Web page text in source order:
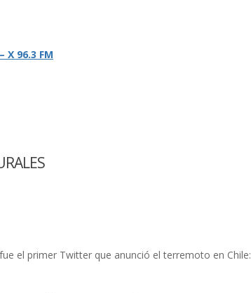
X 96.3 FM
el primer Twitter que anunció el terremoto en Chile: